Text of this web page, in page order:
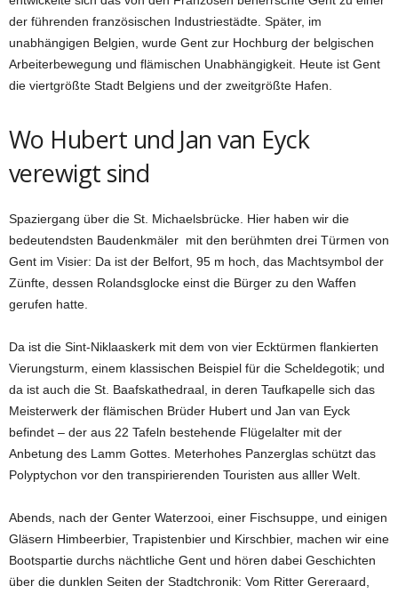
der führenden französischen In­du­strie­städte. Spä­ter, im
unabhängigen Bel­gien, wur­de Gent zur Hochburg der belgischen
Ar­beiterbewegung und flämischen Unabhängigkeit. Heute ist Gent
die viertgrößte Stadt Belgiens und der zweit­­größte Hafen.
Wo Hubert und Jan van Eyck
verewigt sind
Spaziergang über die St. Michaelsbrücke. Hier haben wir die
bedeutendsten Baudenkmäler mit den berühmten drei Türmen von
Gent im Visier: Da ist der Belfort, 95 m hoch, das Machtsymbol der
Zünfte, dessen Rolandsglocke einst die Bürger zu den Waffen
gerufen hatte.
Da ist die Sint-Niklaaskerk mit dem von vier Ecktürmen flankierten
Vierungsturm, einem klassischen Beispiel für die Scheldegotik; und
da ist auch die St. Baafskathedraal, in de­ren Taufkapelle sich das
Meisterwerk der flämischen Brüder Hubert und Jan van Eyck
befindet – der aus 22 Tafeln bestehende Flügelalter mit der
Anbetung des Lamm Gottes. Meterhohes Panzerglas schützt das
Polyptychon vor den transpirierenden Touristen aus alller Welt.
Abends, nach der Genter Waterzooi, einer Fischsuppe, und einigen
Gläsern Himbeerbier, Trapistenbier und Kirschbier, machen wir eine
Bootspartie durchs nächtliche Gent und hören dabei Geschichten
über die dunklen Seiten der Stadtchronik: Vom Ritter Gereraard,